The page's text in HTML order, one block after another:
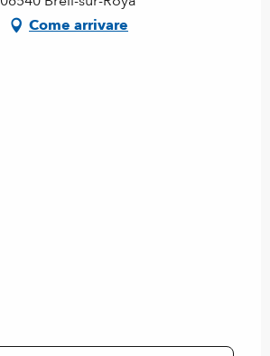
Come arrivare